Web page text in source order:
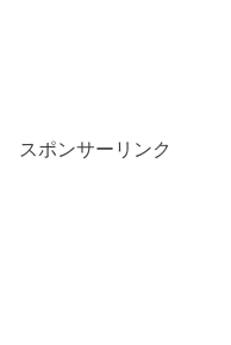
スポンサーリンク